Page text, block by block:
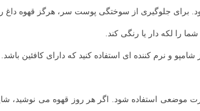
برای جلوگیری از سوختگی پوست سر، هرگز قهوه داغ را
را لکه دار یا رنگی کند.
و نرم کننده ای استفاده کنید که دارای کافئین باشد.
موضعی استفاده شود. اگر هر روز قهوه می نوشید،